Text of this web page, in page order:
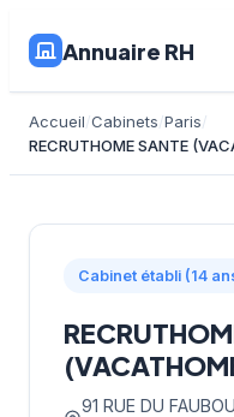
Annuaire RH
Accueil Cabinets Paris
RECRUTHOME SANTE
Cabinet établi (14
91 RUE DU